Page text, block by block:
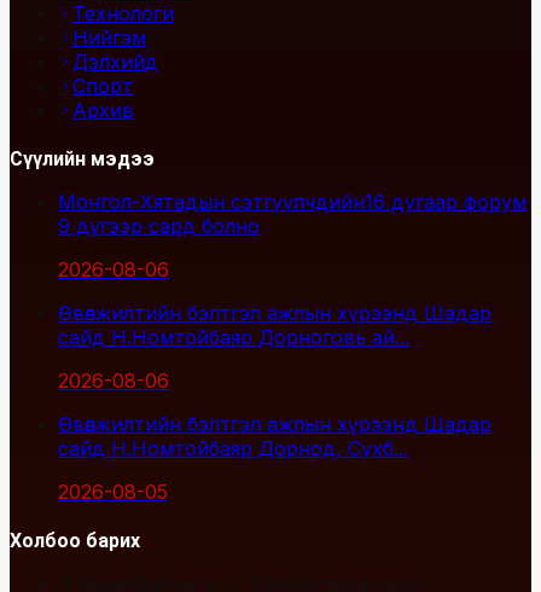
Технологи
Нийгэм
Дэлхийд
Спорт
Архив
Сүүлийн мэдээ
Монгол-Хятадын сэтгүүлчдийн16 дугаар форум
9 дүгээр сард болно
2026-08-06
Өвөлжилтийн бэлтгэл ажлын хүрээнд Шадар
сайд Н.Номтойбаяр Дорноговь ай...
2026-08-06
Өвөлжилтийн бэлтгэл ажлын хүрээнд Шадар
сайд Н.Номтойбаяр Дорнод, Сүхб...
2026-08-05
Холбоо барих